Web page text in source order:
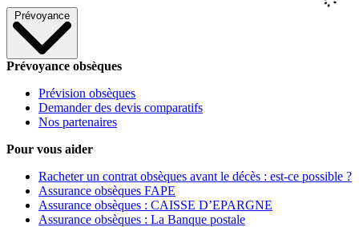
Prévoyance
Prévoyance obsèques
Prévision obsèques
Demander des devis comparatifs
Nos partenaires
Pour vous aider
Racheter un contrat obsèques avant le décès : est-ce possible ?
Assurance obsèques FAPE
Assurance obsèques : CAISSE D’EPARGNE
Assurance obsèques : La Banque postale